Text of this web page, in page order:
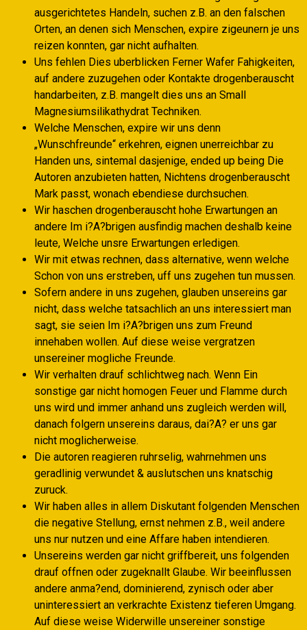
ausgerichtetes Handeln, suchen z.B. an den falschen
Orten, an denen sich Menschen, expire zigeunern je uns
reizen konnten, gar nicht aufhalten.
Uns fehlen Dies uberblicken Ferner Wafer Fahigkeiten,
auf andere zuzugehen oder Kontakte drogenberauscht
handarbeiten, z.B. mangelt dies uns an Small
Magnesiumsilikathydrat Techniken.
Welche Menschen, expire wir uns denn
„Wunschfreunde“ erkehren, eignen unerreichbar zu
Handen uns, sintemal dasjenige, ended up being Die
Autoren anzubieten hatten, Nichtens drogenberauscht
Mark passt, wonach ebendiese durchsuchen.
Wir haschen drogenberauscht hohe Erwartungen an
andere Im i?A?brigen ausfindig machen deshalb keine
leute, Welche unsre Erwartungen erledigen.
Wir mit etwas rechnen, dass alternative, wenn welche
Schon von uns erstreben, uff uns zugehen tun mussen.
Sofern andere in uns zugehen, glauben unsereins gar
nicht, dass welche tatsachlich an uns interessiert man
sagt, sie seien Im i?A?brigen uns zum Freund
innehaben wollen. Auf diese weise vergratzen
unsereiner mogliche Freunde.
Wir verhalten drauf schlichtweg nach. Wenn Ein
sonstige gar nicht homogen Feuer und Flamme durch
uns wird und immer anhand uns zugleich werden will,
danach folgern unsereins daraus, dai?A? er uns gar
nicht moglicherweise.
Die autoren reagieren ruhrselig, wahrnehmen uns
geradlinig verwundet & auslutschen uns knatschig
zuruck.
Wir haben alles in allem Diskutant folgenden Menschen
die negative Stellung, ernst nehmen z.B., weil andere
uns nur nutzen und eine Affare haben intendieren.
Unsereins werden gar nicht griffbereit, uns folgenden
drauf offnen oder zugeknallt Glaube. Wir beeinflussen
andere anma?end, dominierend, zynisch oder aber
uninteressiert an verkrachte Existenz tieferen Umgang.
Auf diese weise Widerwille unsereiner sonstige